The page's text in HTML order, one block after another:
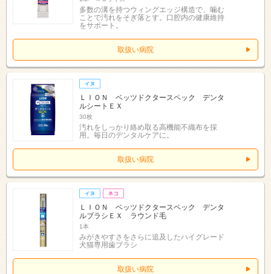
多数の溝を持つウィングエッジ構造で、噛む
ことで汚れをそぎ落とす。口腔内の健康維持
をサポート。
取扱い病院
ＬＩＯＮ ベッツドクタースペック デンタ
ルシートＥＸ
30枚
汚れをしっかり絡め取る高機能不織布を採
用。毎日のデンタルケアに。
取扱い病院
ＬＩＯＮ ベッツドクタースペック デンタ
ルブラシＥＸ ラウンド毛
1本
みがきやすさをさらに追及したハイグレード
犬猫専用歯ブラシ
取扱い病院